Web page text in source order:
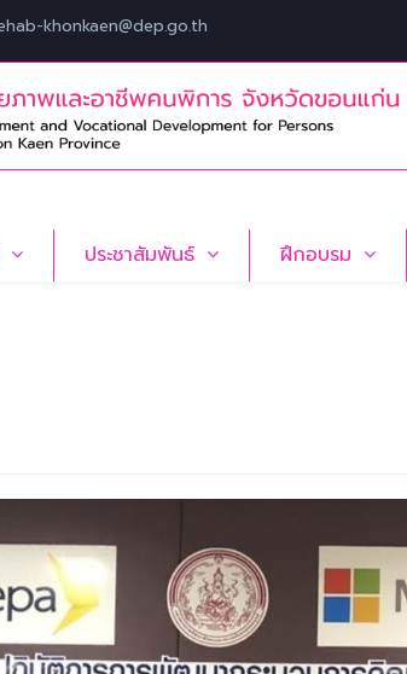
khonkaen@dep.go.th
ประชาสัมพันธ์ ฝึกอบรม